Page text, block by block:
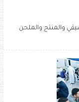
والمنتج والملحن